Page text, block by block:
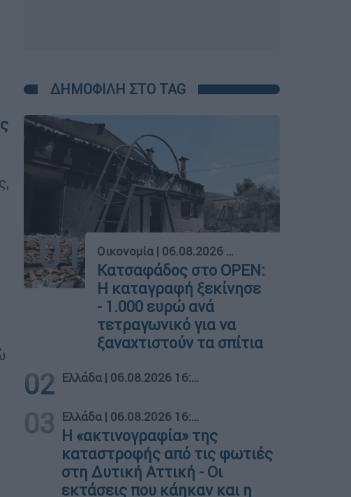
ΔΗΜΟΦΙΛΗ ΣΤΟ TAG
01 Οικονομία | 06.08.2026 11:50
Κατσαφάδος στο OPEN:
Η καταγραφή ξεκίνησε
- 1.000 ευρώ ανά
τετραγωνικό για να
ξαναχτιστούν τα σπίτια
02 Ελλάδα | 06.08.2026 16:17
03 Ελλάδα | 06.08.2026 16:17
Η «ακτινογραφία» της
καταστροφής από τις φωτιές
στη Δυτική Αττική - Οι
εκτάσεις που κάηκαν και η